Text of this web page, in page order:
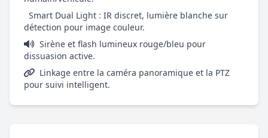
Smart Dual Light : IR discret, lumière blanche sur
détection pour image couleur.
Sirène et flash lumineux rouge/bleu pour
dissuasion active.
Linkage entre la caméra panoramique et la PTZ
pour suivi intelligent.